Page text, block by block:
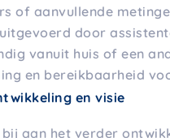
of aanvullende
door
vanuit huis of een
en bereikbaarheid
en visie
aan het verder